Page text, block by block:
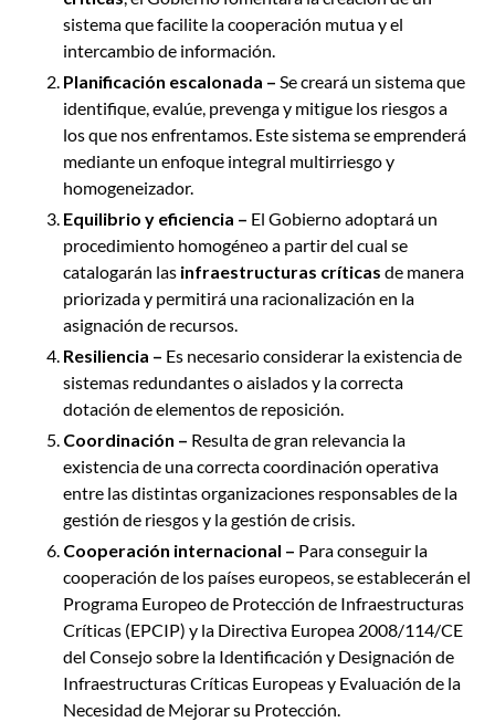
sistema que facilite la cooperación mutua y el
intercambio de información.
Planificación escalonada – Se creará un sistema que
identifique, evalúe, prevenga y mitigue los riesgos a
los que nos enfrentamos. Este sistema se emprenderá
mediante un enfoque integral multirriesgo y
homogeneizador.
Equilibrio y eficiencia – El Gobierno adoptará un
procedimiento homogéneo a partir del cual se
catalogarán las infraestructuras críticas de manera
priorizada y permitirá una racionalización en la
asignación de recursos.
Resiliencia – Es necesario considerar la existencia de
sistemas redundantes o aislados y la correcta
dotación de elementos de reposición.
Coordinación – Resulta de gran relevancia la
existencia de una correcta coordinación operativa
entre las distintas organizaciones responsables de la
gestión de riesgos y la gestión de crisis.
Cooperación internacional – Para conseguir la
cooperación de los países europeos, se establecerán el
Programa Europeo de Protección de Infraestructuras
Críticas (EPCIP) y la Directiva Europea 2008/114/CE
del Consejo sobre la Identificación y Designación de
Infraestructuras Críticas Europeas y Evaluación de la
Necesidad de Mejorar su Protección.